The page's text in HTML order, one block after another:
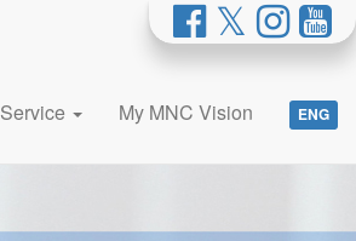
Service My MNC Vision ENG